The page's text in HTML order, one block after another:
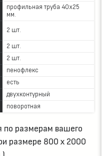
профильная труба 40х25
мм.
2 шт.
2 шт.
2 шт.
пенофлекс
есть
двухконтурный
поворотная
по размерам вашего
размере 800 х 2000